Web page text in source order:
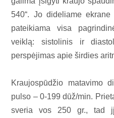
540“. Jo dideliame
pateikiama visa
veiklą: sistolinis ir
perspėjimas apie širdies
Kraujospūdžio matavimo
pulso – 0-199 dūž/min.
sveria vos 250 gr., tad